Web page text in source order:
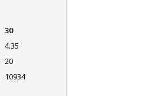
30
4.35
20
10934